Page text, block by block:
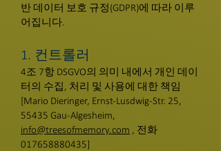
반 데이터 보호 규정(GDPR)에 따라 이루
어집니다.
1. 컨트롤러
4조 7항 DSGVO의 의미 내에서 개인 데이
터의 수집, 처리 및 사용에 대한 책임
[Mario Dieringer, Ernst-Lusdwig-Str. 25,
55435 Gau-Algesheim,
info@treesofmemory.com , 전화
017658880435]